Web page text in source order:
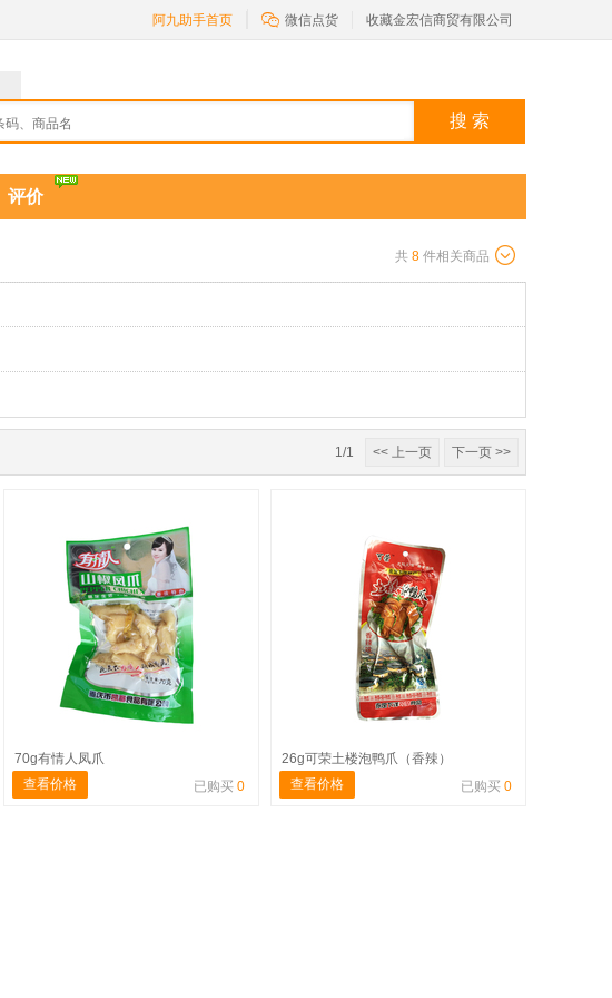
阿九助手首页  微信点货 收藏金宏信商贸有限公司
搜 索
评价
共 8 件相关商品
1/1 << 上一页 下一页 >>
70g有情人凤爪
查看价格
已购买 0
26g可荣土楼泡鸭爪（香辣）
查看价格
已购买 0